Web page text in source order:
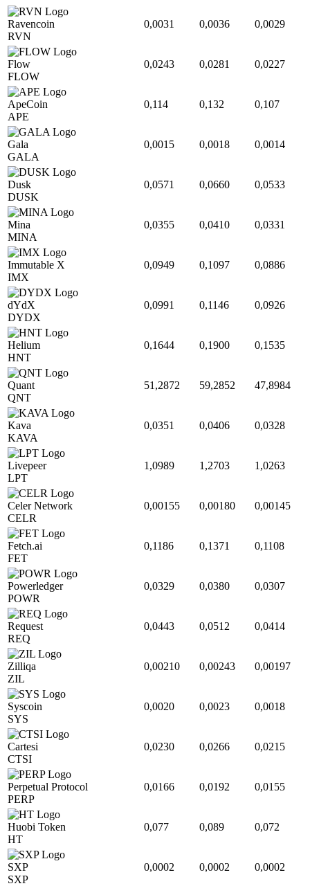
Ravencoin
RVN
0,0031 0,0036 0,0029
Flow
FLOW
0,0243 0,0281 0,0227
ApeCoin
APE
0,114 0,132 0,107
Gala
GALA
0,0015 0,0018 0,0014
Dusk
DUSK
0,0571 0,0660 0,0533
Mina
MINA
0,0355 0,0410 0,0331
Immutable X
IMX
0,0949 0,1097 0,0886
dYdX
DYDX
0,0991 0,1146 0,0926
Helium
HNT
0,1644 0,1900 0,1535
Quant
QNT
51,2872 59,2852 47,8984
Kava
KAVA
0,0351 0,0406 0,0328
Livepeer
LPT
1,0989 1,2703 1,0263
Celer Network
CELR
0,00155 0,00180 0,00145
Fetch.ai
FET
0,1186 0,1371 0,1108
Powerledger
POWR
0,0329 0,0380 0,0307
Request
REQ
0,0443 0,0512 0,0414
Zilliqa
ZIL
0,00210 0,00243 0,00197
Syscoin
SYS
0,0020 0,0023 0,0018
Cartesi
CTSI
0,0230 0,0266 0,0215
Perpetual Protocol
PERP
0,0166 0,0192 0,0155
Huobi Token
HT
0,077 0,089 0,072
SXP
SXP
0,0002 0,0002 0,0002